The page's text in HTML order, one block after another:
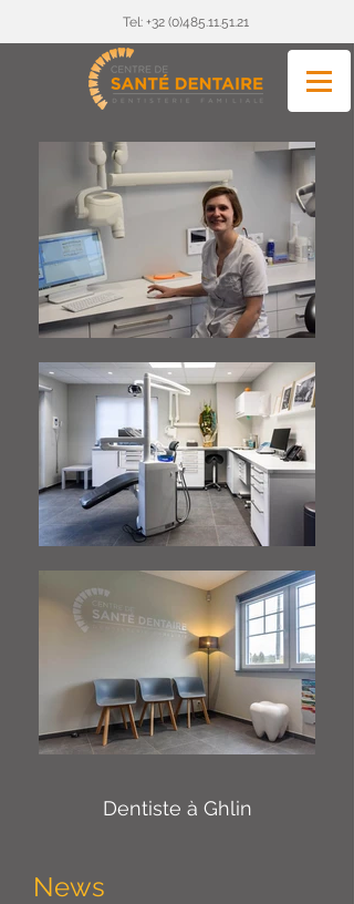
Tel: +32 (0)485.11.51.21
Dentiste à Ghlin
News